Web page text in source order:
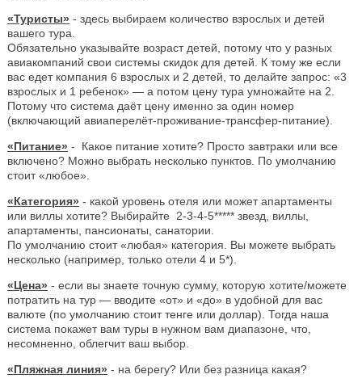
«Туристы» - здесь выбираем количество взрослых и детей
вашего тура.
Обязательно указывайте возраст детей, потому что у разных
авиакомпаний свои системы скидок для детей. К тому же если
вас едет компания 6 взрослых и 2 детей, то делайте запрос: «3
взрослых и 1 ребенок» — а потом цену тура умножайте на 2.
Потому что система даёт цену именно за один номер
(включающий авиаперелёт-проживание-трансфер-питание).
«Питание» - Какое питание хотите? Просто завтраки или все
включено? Можно выбрать несколько пунктов. По умолчанию
стоит «любое».
«Категория» - какой уровень отеля или может апартаменты
или виллы хотите? Выбирайте 2-3-4-5***** звезд, виллы,
апартаменты, пансионаты, санатории.
По умолчанию стоит «любая» категория. Вы можете выбрать
несколько (например, только отели 4 и 5*).
«Цена» - если вы знаете точную сумму, которую хотите/можете
потратить на тур — вводите «от» и «до» в удобной для вас
валюте (по умолчанию стоит тенге или доллар). Тогда наша
система покажет вам туры в нужном вам диапазоне, что,
несомненно, облегчит ваш выбор.
«Пляжная линия» - на берегу? Или без разница какая?